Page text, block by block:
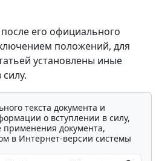
после его официального
положений, для
установлены иные
текста документа и
о вступлении в силу,
применения документа,
в Интернет-версии системы